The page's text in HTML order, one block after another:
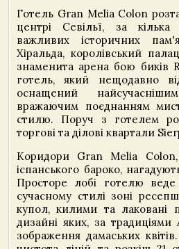
Готель Gran Melia Colon
центрі Севільї, за
важливих історичних
Хіральда, королівський
знаменита арена бою биків
готель, який нещодавно
оснащений
вражаючим поєднанням
стилю. Поруч з готелем
торгові та ділові квартали
Коридори Gran Melia
іспанського бароко,
Просторе лобі готелю
сучасному стилі зоні
купол, килими та лаковані
дизайні яких, за традиціями
зображення дамаських